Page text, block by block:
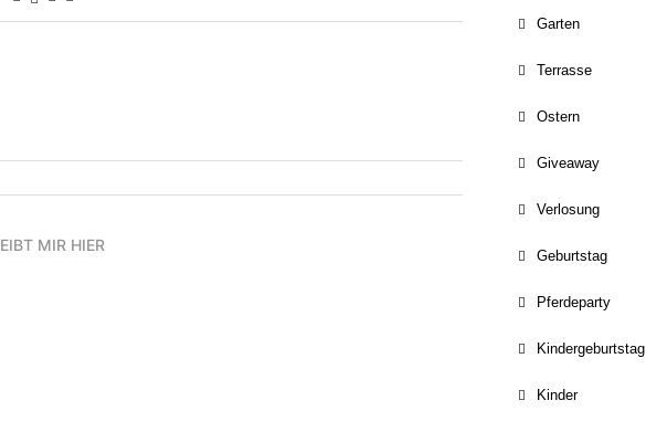
MIR HIER
Garten
Terrasse
Ostern
Giveaway
Verlosung
Geburtstag
Pferdeparty
Kindergeburtstag
Kinder